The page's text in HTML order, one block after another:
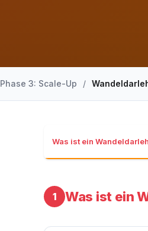
Phase 3: Scale-Up /
Was ist ein
1 Was ist ein